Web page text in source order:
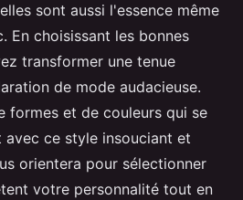
sont aussi l'essence même
En choisissant les bonnes
transformer une tenue
de mode audacieuse.
formes et de couleurs qui se
ce style insouciant et
orientera pour sélectionner
votre personnalité tout en